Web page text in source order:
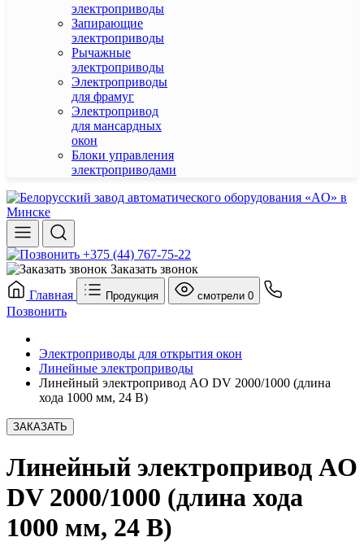
электроприводы
Запирающие
электроприводы
Рычажные
электроприводы
Электроприводы
для фрамуг
Электропривод
для мансардных
окон
Блоки управления
электроприводами
+375 (44) 767-75-22
Заказать звонок
Главная
Продукция смотрели 0
Позвонить
Электроприводы для открытия окон
Линейные электроприводы
Линейный электропривод AO DV 2000/1000 (длина
хода 1000 мм, 24 В)
ЗАКАЗАТЬ
Линейный электропривод AO
DV 2000/1000 (длина хода
1000 мм, 24 В)